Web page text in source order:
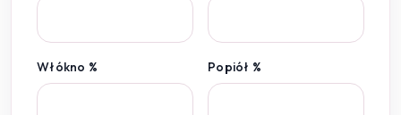
Włókno % Popiół %